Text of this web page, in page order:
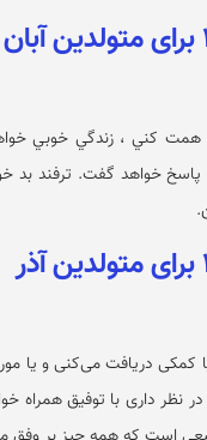
كني ، زندگي خوبي
خواهد گفت. ترفند بد
کمکی دریافت می‌کنی و یا
نظر داری با توفیق همراه